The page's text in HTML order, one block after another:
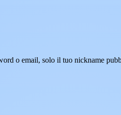
o email, solo il tuo nickname